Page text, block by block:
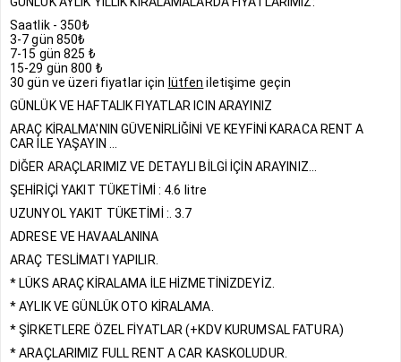
Saatlik - 350₺
3-7 gün 850₺
7-15 gün 825 ₺
15-29 gün 800 ₺
30 gün ve üzeri fiyatlar için lütfen iletişime geçin
GÜNLÜK VE HAFTALIK FIYATLAR ICIN ARAYINIZ
ARAÇ KİRALMA'NIN GÜVENİRLİĞİNİ VE KEYFİNİ KARACA RENT A
CAR İLE YAŞAYIN ...
DİĞER ARAÇLARIMIZ VE DETAYLI BİLGİ İÇİN ARAYINIZ...
ŞEHİRİÇİ YAKIT TÜKETİMİ : 4.6 litre
UZUNYOL YAKIT TÜKETİMİ :. 3.7
ADRESE VE HAVAALANINA
ARAÇ TESLİMATI YAPILIR.
* LÜKS ARAÇ KİRALAMA İLE HİZMETİNİZDEYİZ.
* AYLIK VE GÜNLÜK OTO KİRALAMA.
* ŞİRKETLERE ÖZEL FİYATLAR (+KDV KURUMSAL FATURA)
* ARAÇLARIMIZ FULL RENT A CAR KASKOLUDUR.